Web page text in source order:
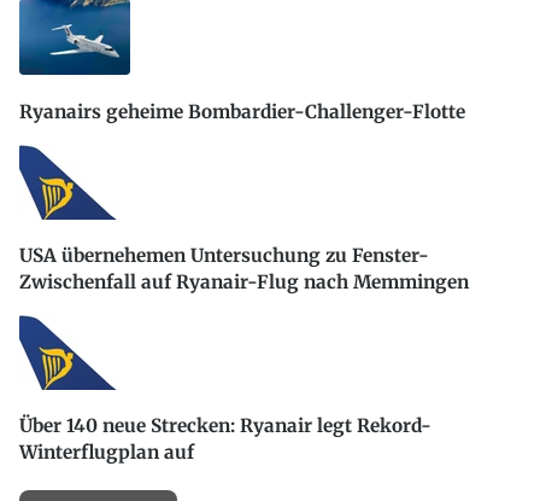
Ryanairs geheime Bombardier-Challenger-Flotte
USA übernehemen Untersuchung zu Fenster-
Zwischenfall auf Ryanair-Flug nach Memmingen
Über 140 neue Strecken: Ryanair legt Rekord-
Winterflugplan auf